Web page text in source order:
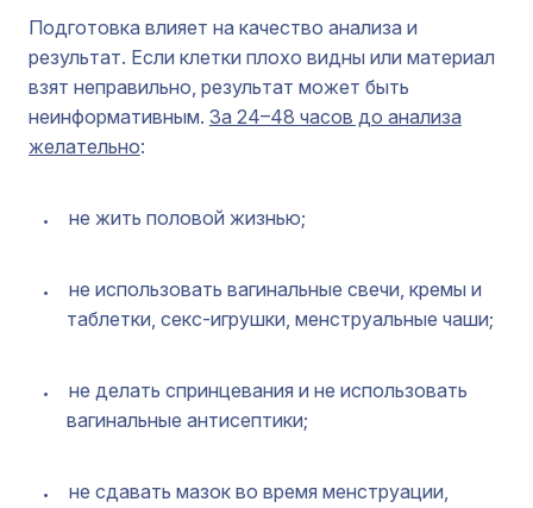
Подготовка влияет на качество анализа и
результат. Если клетки плохо видны или материал
взят неправильно, результат может быть
неинформативным. За 24–48 часов до анализа
желательно:
не жить половой жизнью;
не использовать вагинальные свечи, кремы и
таблетки, секс-игрушки, менструальные чаши;
не делать спринцевания и не использовать
вагинальные антисептики;
не сдавать мазок во время менструации,